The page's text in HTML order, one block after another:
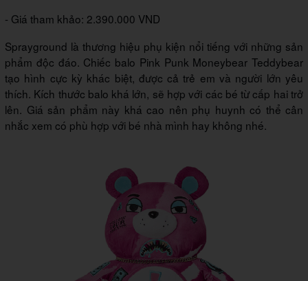
- Giá tham khảo: 2.390.000 VND
Sprayground là thương hiệu phụ kiện nổi tiếng với những sản
phẩm độc đáo. Chiếc balo Pink Punk Moneybear Teddybear
tạo hình cực kỳ khác biệt, được cả trẻ em và người lớn yêu
thích. Kích thước balo khá lớn, sẽ hợp với các bé từ cấp hai trở
lên. Giá sản phẩm này khá cao nên phụ huynh có thể cân
nhắc xem có phù hợp với bé nhà mình hay không nhé.